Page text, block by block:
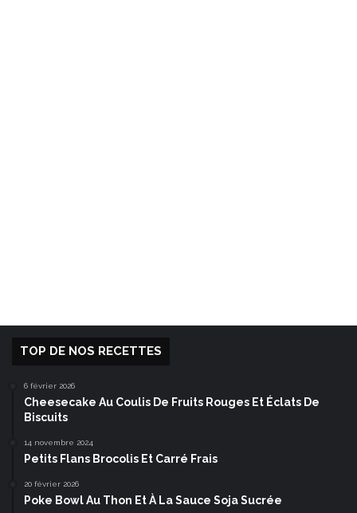
TOP DE NOS RECETTES
6 février 2026
Cheesecake Au Coulis De Fruits Rouges Et Éclats De
Biscuits
14 novembre 2024
Petits Flans Brocolis Et Carré Frais
20 février 2026
Poke Bowl Au Thon Et À La Sauce Soja Sucrée